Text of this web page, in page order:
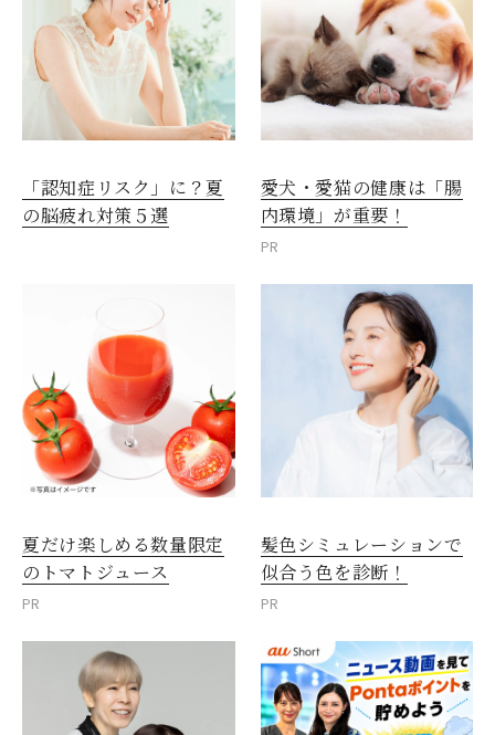
「認知症リスク」に？夏
の脳疲れ対策５選
愛犬・愛猫の健康は「腸
内環境」が重要！
PR
夏だけ楽しめる数量限定
のトマトジュース
PR
髪色シミュレーションで
似合う色を診断！
PR